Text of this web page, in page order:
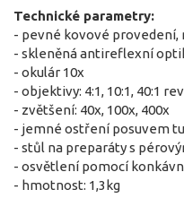
Technické parametry:
- pevné kovové provedení,
- skleněná antireflexní
- okulár 10x
- objektivy: 4:1, 10:1, 40:1
- zvětšení: 40x, 100x, 400x
- jemné ostření posuvem
- stůl na preparáty s
- osvětlení pomocí
- hmotnost: 1,3kg